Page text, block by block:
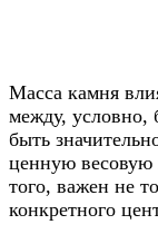
Масса камня
между, условно,
быть
ценную
того, важен не
конкретного